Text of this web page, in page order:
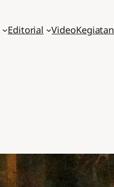
Editorial VideoKegiatan